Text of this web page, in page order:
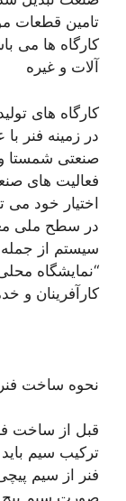
تامین قطعات
کارگاه ها می
آلات و غیره
کارگاه های
در زمینه فنر
صنعتی شمستا
فعالیت های
اختیار خود می
“نمایشگاه
کارآفرینان و
نحوه ساخت فنر
قبل از ساخت
ترکیب سیم
فنر از سیم
صورت سیم پیچ